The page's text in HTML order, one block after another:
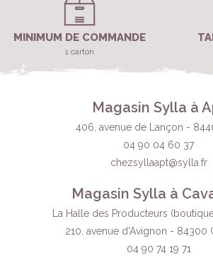
MINIMUM DE COMMANDE
1 carton
Magasin Sylla à
406, avenue de Lançon -
04 90 04 60 37
chezsyllaapt@sylla.fr
Magasin Sylla à
La Halle des Producteurs
210, avenue d'Avignon - 84300
04 90 74 19 71